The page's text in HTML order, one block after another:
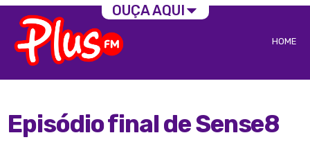
HOME
Episódio final de Sense8
OUÇA AQUI